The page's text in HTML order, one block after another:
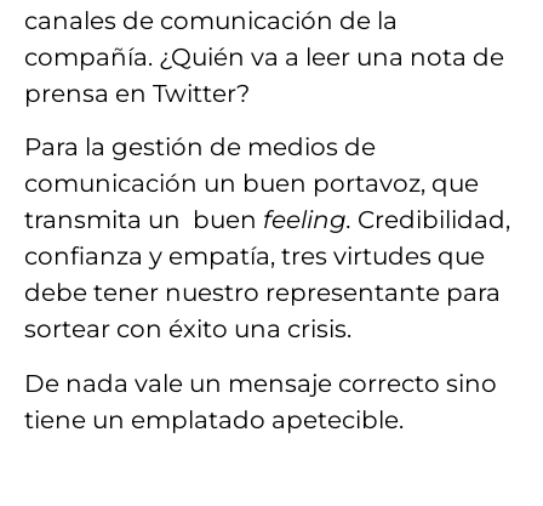
canales de comunicación de la
compañía. ¿Quién va a leer una nota de
prensa en Twitter?
Para la gestión de medios de
comunicación un buen portavoz, que
transmita un buen feeling. Credibilidad,
confianza y empatía, tres virtudes que
debe tener nuestro representante para
sortear con éxito una crisis.
De nada vale un mensaje correcto sino
tiene un emplatado apetecible.